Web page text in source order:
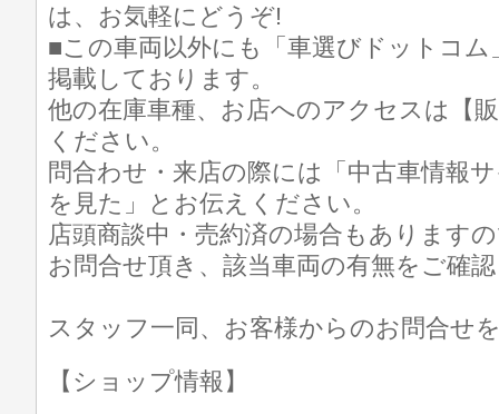
は、お気軽にどうぞ!
■この車両以外にも「車選びドットコ
掲載しております。
他の在庫車種、お店へのアクセスは【
ください。
問合わせ・来店の際には「中古車情報
を見た」とお伝えください。
店頭商談中・売約済の場合もあります
お問合せ頂き、該当車両の有無をご確
スタッフ一同、お客様からのお問合せ
【ショップ情報】